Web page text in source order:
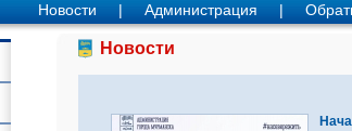
Новости | Администрация |
Новости